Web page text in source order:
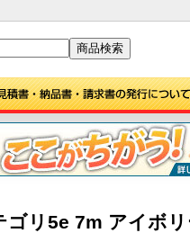
リ5e 7m アイボリ